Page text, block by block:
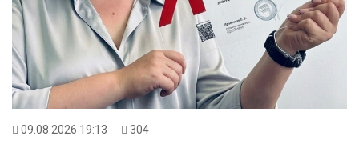
09.08.2026 19:13 304